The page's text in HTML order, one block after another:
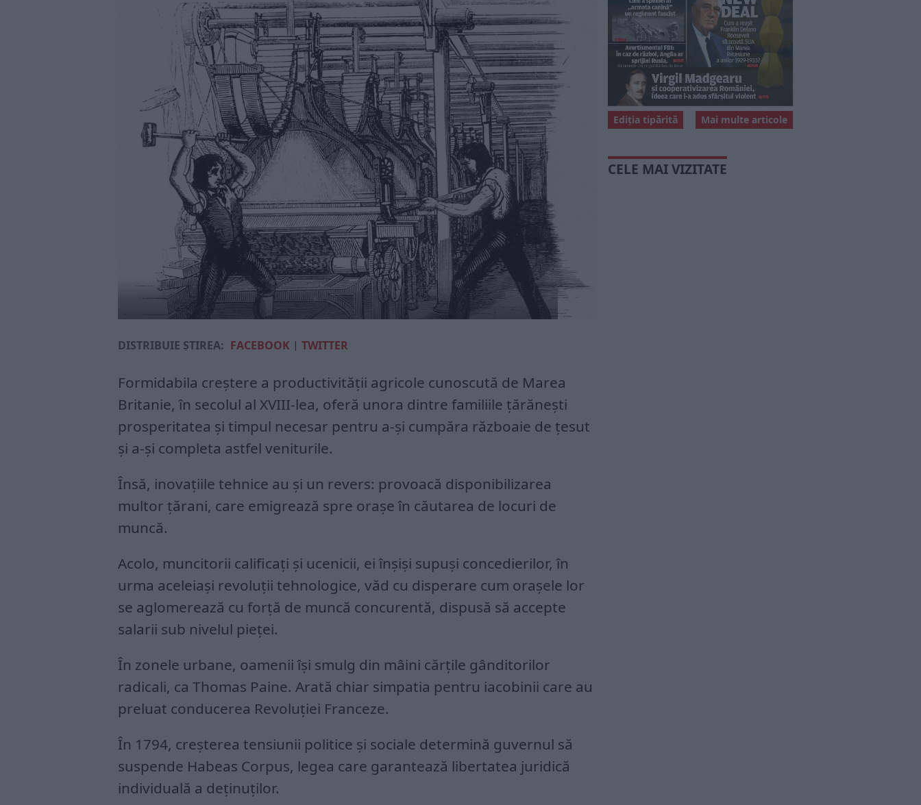
DISTRIBUIE ȘTIREA: FACEBOOK | TWITTER
Formidabila creștere a productivității agricole cunoscută de Marea
Britanie, în secolul al XVIII-lea, oferă unora dintre familiile țărănești
prosperitatea și timpul necesar pentru a-și cumpăra războaie de țesut
și a-și completa astfel veniturile.
Însă, inovațiile tehnice au și un revers: provoacă disponibilizarea
multor țărani, care emigrează spre orașe în căutarea de locuri de
muncă.
Acolo, muncitorii calificați și ucenicii, ei înșiși supuși concedierilor, în
urma aceleiași revoluții tehnologice, văd cu disperare cum orașele lor
se aglomerează cu forță de muncă concurentă, dispusă să accepte
salarii sub nivelul pieței.
În zonele urbane, oamenii își smulg din mâini cărțile gânditorilor
radicali, ca Thomas Paine. Arată chiar simpatia pentru iacobinii care au
preluat conducerea Revoluției Franceze.
În 1794, creșterea tensiunii politice și sociale determină guvernul să
suspende Habeas Corpus, legea care garantează libertatea juridică
individuală a deținuților.
Mai multe articole
Ediția tipărită
CELE MAI VIZITATE